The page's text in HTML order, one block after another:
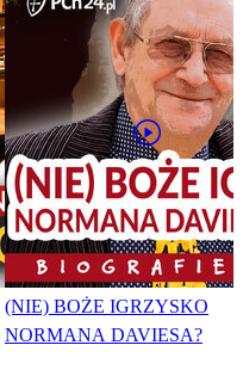
(NIE) BOŻE IGRZYSKO
NORMANA DAVIESA?